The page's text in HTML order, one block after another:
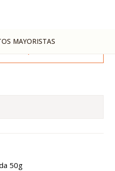
MAYORISTAS
50g